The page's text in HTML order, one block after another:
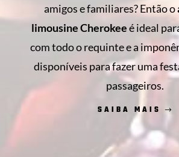
amigos e familiares? Então o
limousine Cherokeeé ideal
com todo o requinte e a
disponíveis para fazer uma
passageiros.
SAIBA MAIS